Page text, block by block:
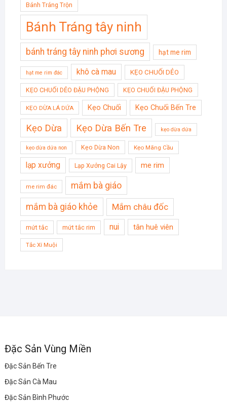
Bánh Tráng Trộn
Bánh Tráng tây ninh
bánh tráng tây ninh phơi sương hạt me rim
hạt me rim đác khô cà mau KẸO CHUỐI DẺO
KẸO CHUỐI DẺO ĐẬU PHỘNG KẸO CHUỐI ĐẬU PHỘNG
KẸO DỪA LÁ DỨA Kẹo Chuối Kẹo Chuối Bến Tre
Kẹo Dừa Kẹo Dừa Bến Tre kẹo dừa dứa
kẹo dừa dứa non Kẹo Dừa Non Kẹo Mãng Cầu
lạp xưởng Lạp Xưởng Cai Lậy me rim
me rim đác mắm bà giáo
mắm bà giáo khỏe Mắm châu đốc
mứt tắc mứt tắc rim nui tân huê viên
Tắc Xí Muội
Đặc Sản Vùng Miền
Đặc Sản Bến Tre
Đặc Sản Cà Mau
Đặc Sản Bình Phước